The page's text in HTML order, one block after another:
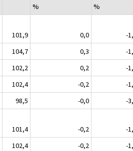
%
%
101,9 0,0
-
104,7 0,3
-
102,2 0,2
-
102,4 -0,2
-
98,5 -0,0
-
101,4 -0,2
-
102,4 -0,2
-